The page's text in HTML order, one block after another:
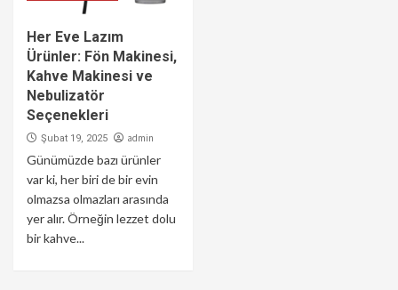
Her Eve Lazım
Ürünler: Fön Makinesi,
Kahve Makinesi ve
Nebulizatör
Seçenekleri
Şubat 19, 2025 admin
Günümüzde bazı ürünler
var ki, her biri de bir evin
olmazsa olmazları arasında
yer alır. Örneğin lezzet dolu
bir kahve...